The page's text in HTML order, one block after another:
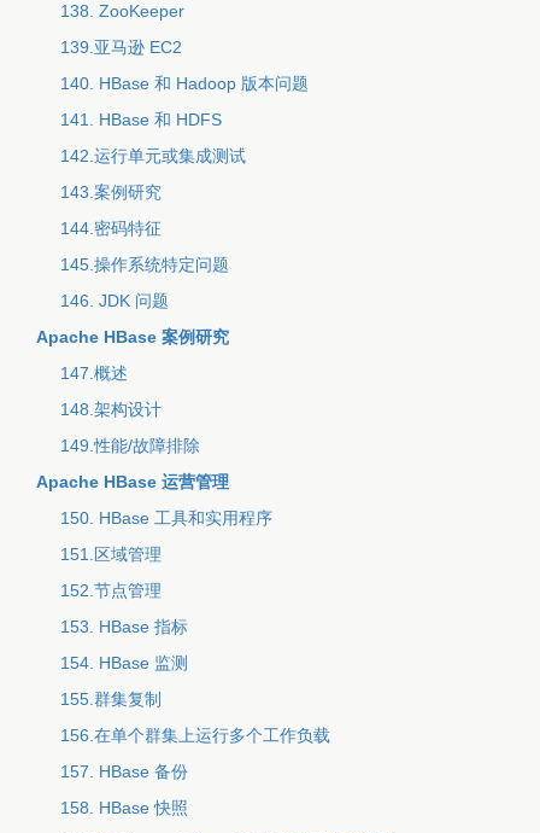
138. ZooKeeper
139.亚马逊 EC2
140. HBase 和 Hadoop 版本问题
141. HBase 和 HDFS
142.运行单元或集成测试
143.案例研究
144.密码特征
145.操作系统特定问题
146. JDK 问题
Apache HBase 案例研究
147.概述
148.架构设计
149.性能/故障排除
Apache HBase 运营管理
150. HBase 工具和实用程序
151.区域管理
152.节点管理
153. HBase 指标
154. HBase 监测
155.群集复制
156.在单个群集上运行多个工作负载
157. HBase 备份
158. HBase 快照